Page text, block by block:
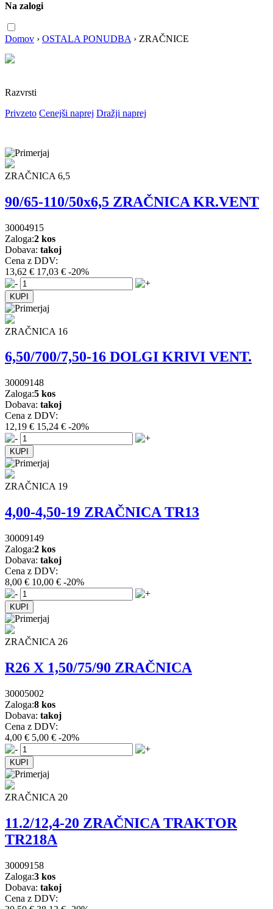
Na zalogi
Domov › OSTALA PONUDBA › ZRAČNICE
Razvrsti
Privzeto Cenejši naprej Dražji naprej
ZRAČNICA 6,5
90/65-110/50x6,5 ZRAČNICA KR.VENT
30004915
Zaloga:2 kos
Dobava: takoj
Cena z DDV:
13,62 € 17,03 € -20%
ZRAČNICA 16
6,50/700/7,50-16 DOLGI KRIVI VENT.
30009148
Zaloga:5 kos
Dobava: takoj
Cena z DDV:
12,19 € 15,24 € -20%
ZRAČNICA 19
4,00-4,50-19 ZRAČNICA TR13
30009149
Zaloga:2 kos
Dobava: takoj
Cena z DDV:
8,00 € 10,00 € -20%
ZRAČNICA 26
R26 X 1,50/75/90 ZRAČNICA
30005002
Zaloga:8 kos
Dobava: takoj
Cena z DDV:
4,00 € 5,00 € -20%
ZRAČNICA 20
11.2/12,4-20 ZRAČNICA TRAKTOR
TR218A
30009158
Zaloga:3 kos
Dobava: takoj
Cena z DDV: